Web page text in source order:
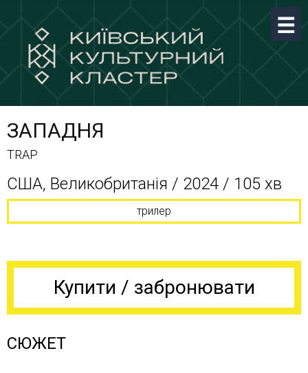
ЗАПАДНЯ
TRAP
США, Великобританія / 2024 / 105 хв
трилер
Купити / забронювати
СЮЖЕТ